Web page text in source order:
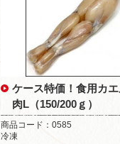
ケース特価！食用カ
肉L（150/200ｇ）
商品コード：0585
冷凍